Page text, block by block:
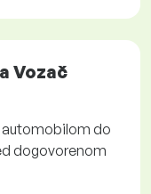
Vozač
automobilom do
dogovorenom